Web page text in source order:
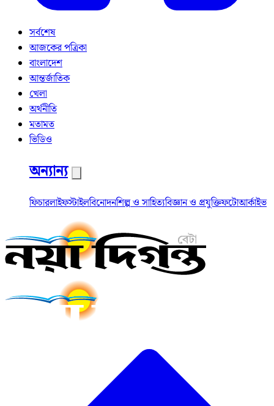
সর্বশেষ
আজকের পত্রিকা
বাংলাদেশ
আন্তর্জাতিক
খেলা
অর্থনীতি
মতামত
ভিডিও
অন্যান্য
ফিচারলাইফস্টাইলবিনোদনশিল্প ও সাহিত্যবিজ্ঞান ও প্রযুক্তিফটোআর্কাইভ